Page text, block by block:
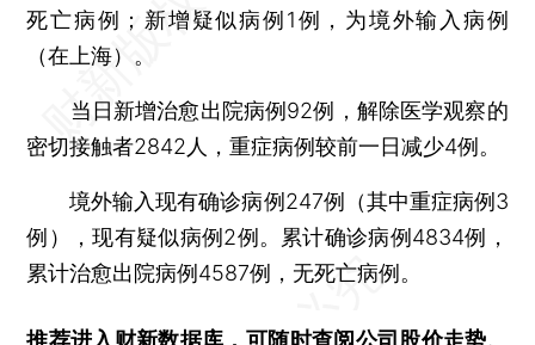
死亡病例；新增疑似病例1例，为境外输入病例
（在上海）。
当日新增治愈出院病例92例，解除医学观察的
密切接触者2842人，重症病例较前一日减少4例。
境外输入现有确诊病例247例（其中重症病例3
例），现有疑似病例2例。累计确诊病例4834例，
累计治愈出院病例4587例，无死亡病例。
推荐进入财新数据库 ，可随时查阅公司股价走势、